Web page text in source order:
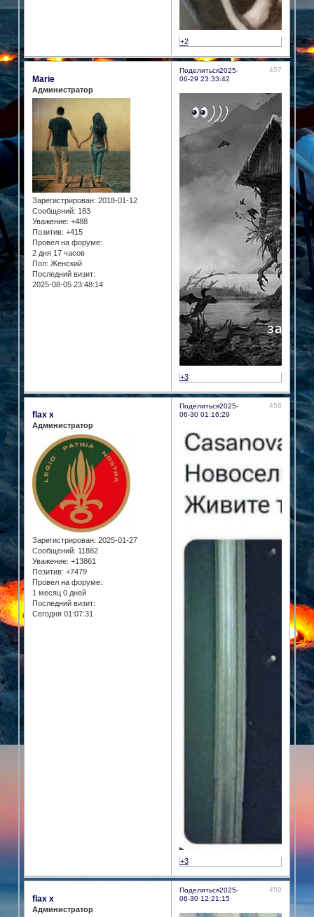
+2
Поделиться 457
2025-
06-29 23:33:42
Marie
Администратор
Зарегистрирован: 2018-01-12
Сообщений: 183
Уважение: +488
Позитив: +415
Провел на форуме:
2 дня 17 часов
Пол: Женский
Последний визит:
2025-08-05 23:48:14
+3
Поделиться 458
2025-
06-30 01:16:29
flax x
Администратор
Зарегистрирован: 2025-01-27
Сообщений: 11882
Уважение: +13861
Позитив: +7479
Провел на форуме:
1 месяц 0 дней
Последний визит:
Сегодня 01:07:31
+3
Поделиться 459
2025-
06-30 12:21:15
flax x
Администратор